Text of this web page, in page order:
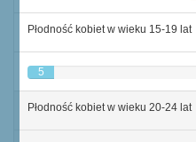
Płodność kobiet w wieku 15-19 lat
5
Płodność kobiet w wieku 20-24 lat